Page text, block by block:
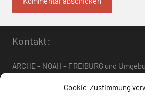
Cookie-Zustimmung
Kontakt:
ARCHE – NOAH – FREIBURG und
arche-noah-freiburg[at]freenet.de